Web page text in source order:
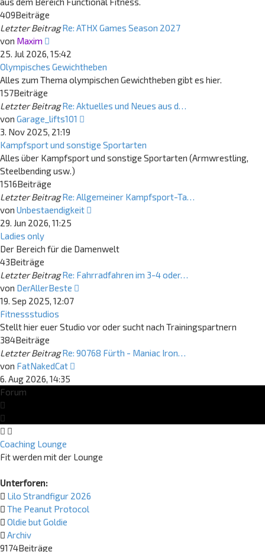
409Beiträge
Letzter Beitrag Re: ATHX Games Season 2027
von Maxim
Beitrag
25. Jul 2026, 15:42
Olympisches Gewichtheben
Alles zum Thema olympischen Gewichtheben gibt es hier.
157Beiträge
Letzter Beitrag Re: Aktuelles und Neues aus d…
von Garage_lifts101
3. Nov 2025, 21:19
Kampfsport und sonstige Sportarten
Alles über Kampfsport und sonstige Sportarten (Armwrestling,
Steelbending usw.)
1516Beiträge
Letzter Beitrag Re: Allgemeiner Kampfsport-Ta…
von Unbestaendigkeit
29. Jun 2026, 11:25
Ladies only
Der Bereich für die Damenwelt
43Beiträge
Letzter Beitrag Re: Fahrradfahren im 3-4 oder…
von DerAllerBeste
19. Sep 2025, 12:07
Fitnessstudios
Stellt hier euer Studio vor oder sucht nach Trainingspartnern
384Beiträge
Letzter Beitrag Re: 90768 Fürth - Maniac Iron…
von FatNakedCat
6. Aug 2026, 14:35
Forum
Coaching Lounge
Fit werden mit der Lounge
Unterforen:
Lilo Strandfigur 2026
The Peanut Protocol
Oldie but Goldie
Archiv
9174Beiträge